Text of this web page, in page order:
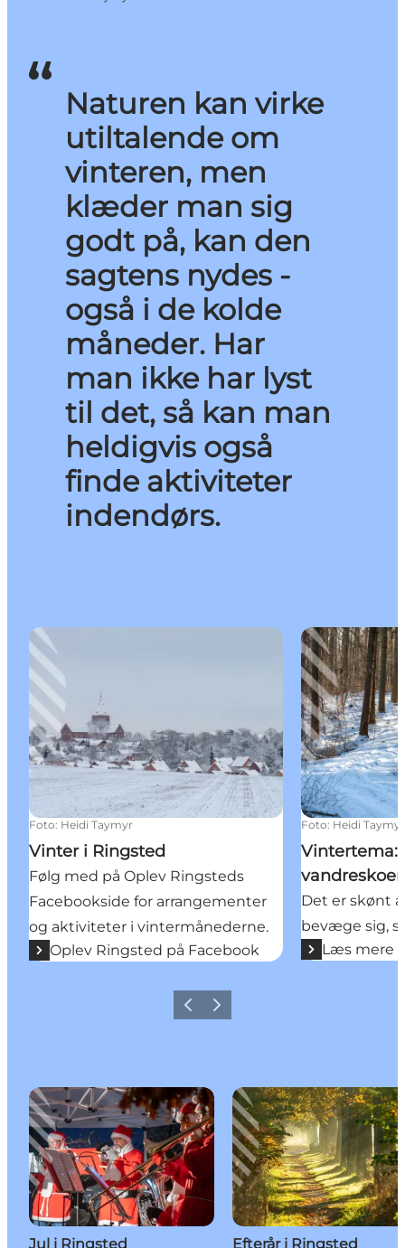
Naturen kan virke
utiltalende om
vinteren, men
klæder man sig
godt på, kan den
sagtens nydes -
også i de kolde
måneder. Har
man ikke har lyst
til det, så kan man
heldigvis også
finde aktiviteter
indendørs.
Vinter i Ringsted
Foto: Heidi Taymyr
Vinter i Ringsted
Følg med på Oplev Ringsteds
Facebookside for arrangementer
og aktiviteter i vintermånederne.
Oplev Ringsted på Facebook
Vintertema:
Foto: Heidi Taymyr
Vintertema:
Det er skønt
bevæge sig,
Læs mere
ForrigeNæste
Jul i Ringsted Efterår i Ringsted